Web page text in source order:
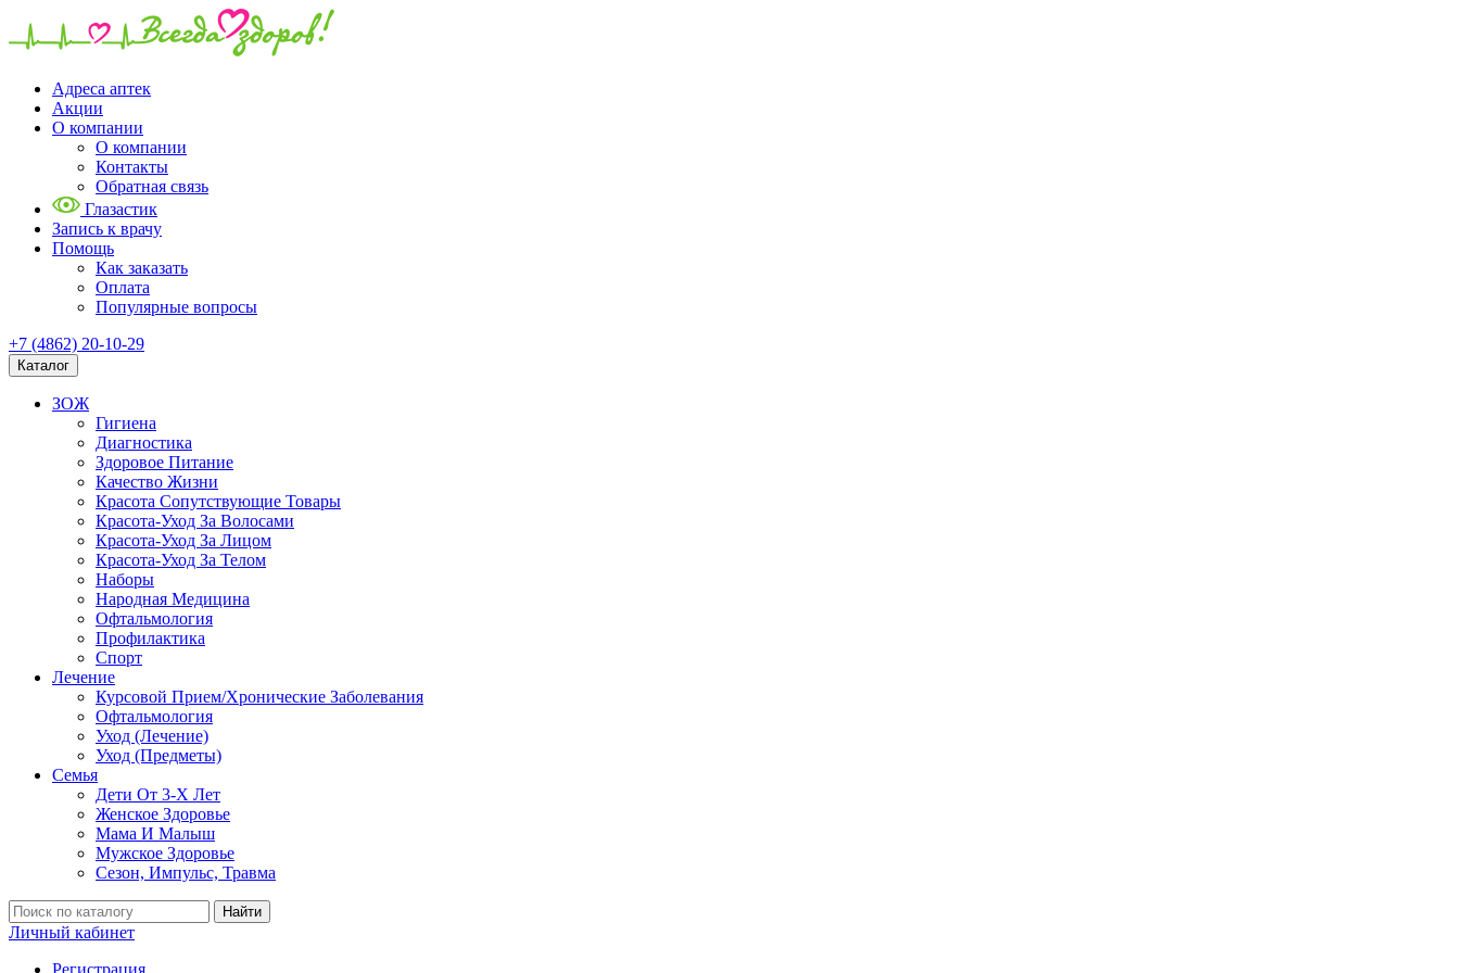
Адреса аптек
Акции
О компании
О компании
Контакты
Обратная связь
Глазастик
Запись к врачу
Помощь
Как заказать
Оплата
Популярные вопросы
+7 (4862) 20-10-29
Каталог
ЗОЖ
Гигиена
Диагностика
Здоровое Питание
Качество Жизни
Красота Сопутствующие Товары
Красота-Уход За Волосами
Красота-Уход За Лицом
Красота-Уход За Телом
Наборы
Народная Медицина
Офтальмология
Профилактика
Спорт
Лечение
Курсовой Прием/Хронические Заболевания
Офтальмология
Уход (Лечение)
Уход (Предметы)
Семья
Дети От 3-Х Лет
Женское Здоровье
Мама И Малыш
Мужское Здоровье
Сезон, Импульс, Травма
Найти
Личный кабинет
Регистрация